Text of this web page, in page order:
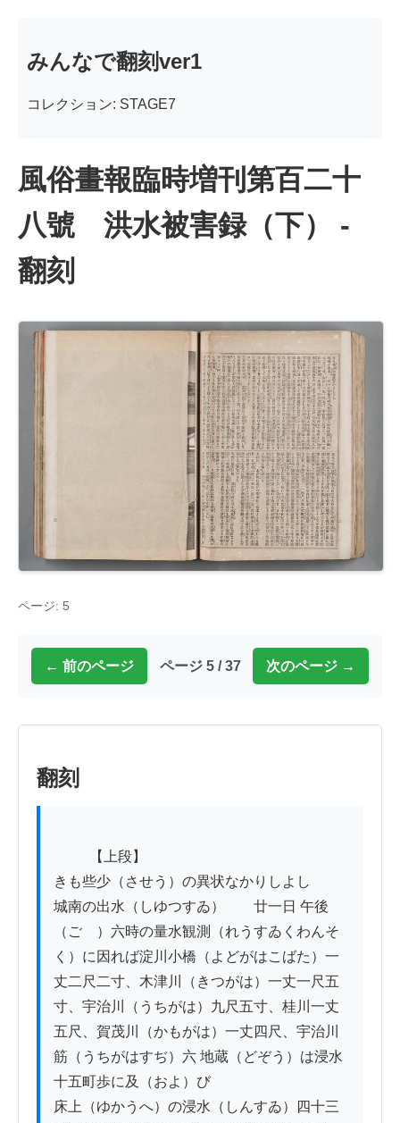
みんなで翻刻ver1
コレクション: STAGE7
風俗畫報臨時増刊第百二十
八號 洪水被害録（下） -
翻刻
ページ: 5
← 前のページ ページ 5 / 37 次のページ →
翻刻
きも些少（させう）の異状なかりしよし
城南の出水（しゆつすゐ）　　廿一日 午後
（ごゝ）六時の量水観測（れうすゐくわんそ
く）に因れば淀川小橋（よどがはこばた）一
丈二尺二寸、木津川（きつがは）一丈一尺五
寸、宇治川（うちがは）九尺五寸、桂川一丈
五尺、賀茂川（かもがは）一丈四尺、宇治川
筋（うちがはすぢ）六 地蔵（どぞう）は浸水
十五町歩に及（およ）び
床上（ゆかうへ）の浸水（しんすゐ）四十三